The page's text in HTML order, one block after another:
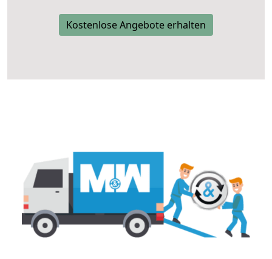
Kostenlose Angebote erhalten